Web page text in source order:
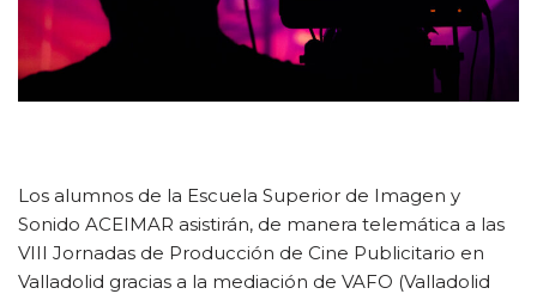
Los alumnos de la Escuela Superior de Imagen y
Sonido ACEIMAR asistirán, de manera telemática a las
VIII Jornadas de Producción de Cine Publicitario en
Valladolid gracias a la mediación de VAFO (Valladolid